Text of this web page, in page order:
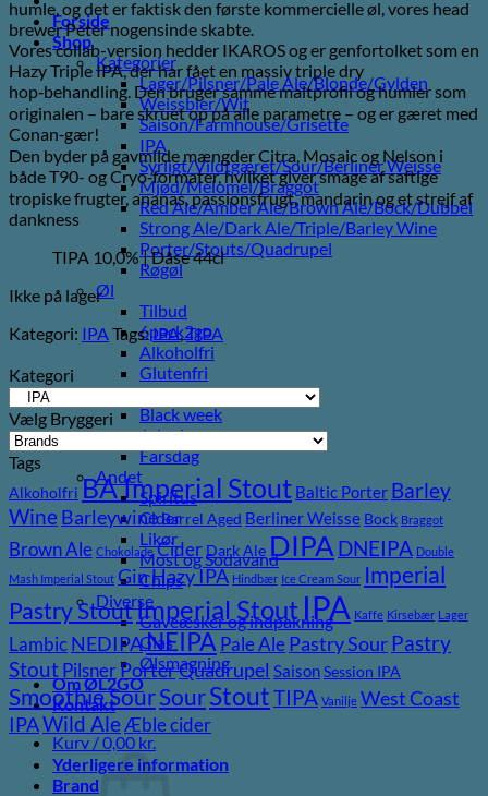
Forside
Shop
Kategorier
Lager/Pilsner/Pale Ale/Blonde/Gylden
Weissbier/Wit
Saison/Farmhouse/Grisette
IPA
Syrligt/Vildtgæret/Sour/Berliner Weisse
Mjød/Melomel/Braggot
Red Ale/Amber Ale/Brown Ale/Bock/Dubbel
Strong Ale/Dark Ale/Triple/Barley Wine
Porter/Stouts/Quadrupel
Røgøl
Øl
Tilbud
6pack2go
Alkoholfri
Glutenfri
Vegan/Vegansk
Black week
Juleøl
Farsdag
Andet
Spiritus
Cider
Likør
Most og Sodavand
Chips
Diverse
Gaveæsker og indpakning
Glas
Ølsmagning
Om ØL2GO
Kontakt
Kurv /0,00 kr.
humle, og det er faktisk den første kommercielle øl, vores head
brewer Peter nogensinde skabte.
Vores collab-version hedder IKAROS og er genfortolket som en
Hazy Triple IPA, der har fået en massiv triple dry
hop‑behandling. Den bruger samme maltprofil og humler som
originalen – bare skruet op på alle parametre – og er gæret med
Conan‑gær!
Den byder på gavmilde mængder Citra, Mosaic og Nelson i
både T90- og Cryo‑formater, hvilket giver smage af saftige
tropiske frugter, ananas, passionsfrugt, mandarin og et strejf af
dankness
TIPA 10,0% | Dåse 44cl
Ikke på lager
Kategori: IPA Tags:IPA,TIPA
Kategori
Vælg Bryggeri
Tags
Alkoholfri BA Imperial Stout Baltic Porter Barley
Wine BarleywineBarrel Aged Berliner Weisse Bock Braggot
Brown Ale Chokolade Cider Dark Ale DIPA DNEIPA Double
Mash Imperial Stout GinHazy IPA Hindbær Ice Cream Sour Imperial
Pastry StoutImperial Stout IPA Kaffe Kirsebær Lager
Lambic NEDIPANEIPA Pale Ale Pastry Sour Pastry
Stout Pilsner PorterQuadrupel SaisonSession IPA
Smoothie SourSourStoutTIPA Vanilje West Coast
IPAWild Ale Æble cider
Yderligere information
Brand